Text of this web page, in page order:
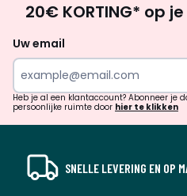
20€ KORTING* op
Uw email
Heb je al een klantaccount? Abonneer je
persoonlijke ruimte door hier te klikken
SNELLE LEVERING EN OP